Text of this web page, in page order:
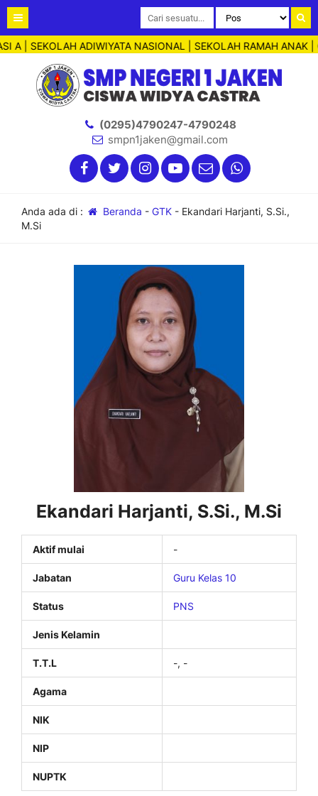
A | SEKOLAH ADIWIYATA NASIONAL | SEKOLAH RAMAH ANAK |
(0295)4790247-4790248
smpn1jaken@gmail.com
Anda ada di : Beranda - GTK- Ekandari Harjanti, S.Si.,
M.Si
Ekandari Harjanti, S.Si., M.Si
Aktif mulai -
Jabatan Guru Kelas 10
Status PNS
Jenis Kelamin
T.T.L -, -
Agama
NIK
NIP
NUPTK